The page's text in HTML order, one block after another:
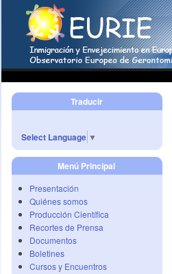
Traducir
Select Language ▼
Menú Principal
Presentación
Quiénes somos
Producción Científica
Recortes de Prensa
Documentos
Boletines
Cursos y Encuentros